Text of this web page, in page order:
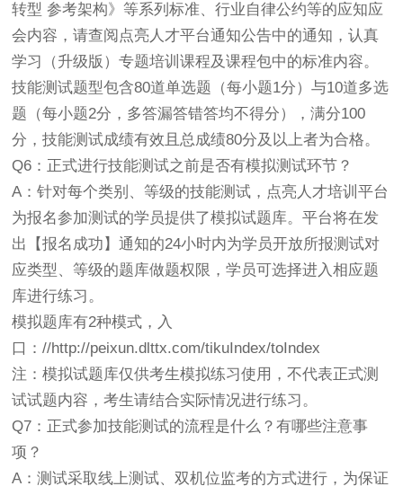
转型 参考架构》等系列标准、行业自律公约等的应知应
会内容，请查阅点亮人才平台通知公告中的通知，认真
学习（升级版）专题培训课程及课程包中的标准内容。
技能测试题型包含80道单选题（每小题1分）与10道多选
题（每小题2分，多答漏答错答均不得分），满分100
分，技能测试成绩有效且总成绩80分及以上者为合格。
Q6：正式进行技能测试之前是否有模拟测试环节？
A：针对每个类别、等级的技能测试，点亮人才培训平台
为报名参加测试的学员提供了模拟试题库。平台将在发
出【报名成功】通知的24小时内为学员开放所报测试对
应类型、等级的题库做题权限，学员可选择进入相应题
库进行练习。
模拟题库有2种模式，入
口：//http://peixun.dlttx.com/tikuIndex/toIndex
注：模拟试题库仅供考生模拟练习使用，不代表正式测
试试题内容，考生请结合实际情况进行练习。
Q7：正式参加技能测试的流程是什么？有哪些注意事
项？
A：测试采取线上测试、双机位监考的方式进行，为保证